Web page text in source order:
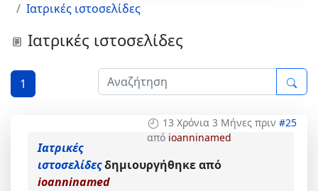
Ιατρικές ιστοσελίδες
Ιατρικές ιστοσελίδες
1
13 Χρόνια 3 Μήνες πριν #25
από ioanninamed
Ιατρικές
ιστοσελίδεςδημιουργήθηκε από
ioanninamed